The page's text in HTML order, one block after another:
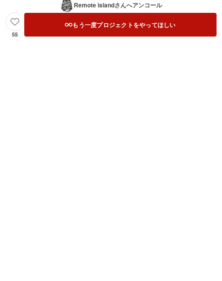
Remote islandさんへアンコール
55
もう一度プロジェクトをやってほしい